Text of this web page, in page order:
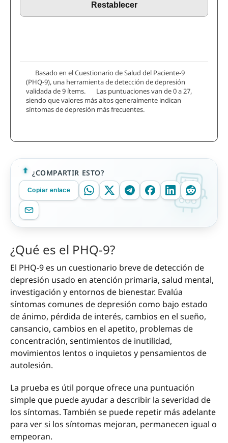
Restablecer
Basado en el Cuestionario de Salud del Paciente-9
(PHQ-9), una herramienta de detección de depresión
validada de 9 ítems. Las puntuaciones van de 0 a 27,
siendo que valores más altos generalmente indican
síntomas de depresión más frecuentes.
¿COMPARTIR ESTO?
Copiar enlace
¿Qué es el PHQ-9?
El PHQ-9 es un cuestionario breve de detección de
depresión usado en atención primaria, salud mental,
investigación y entornos de bienestar. Evalúa
síntomas comunes de depresión como bajo estado
de ánimo, pérdida de interés, cambios en el sueño,
cansancio, cambios en el apetito, problemas de
concentración, sentimientos de inutilidad,
movimientos lentos o inquietos y pensamientos de
autolesión.
La prueba es útil porque ofrece una puntuación
simple que puede ayudar a describir la severidad de
los síntomas. También se puede repetir más adelante
para ver si los síntomas mejoran, permanecen igual o
empeoran.